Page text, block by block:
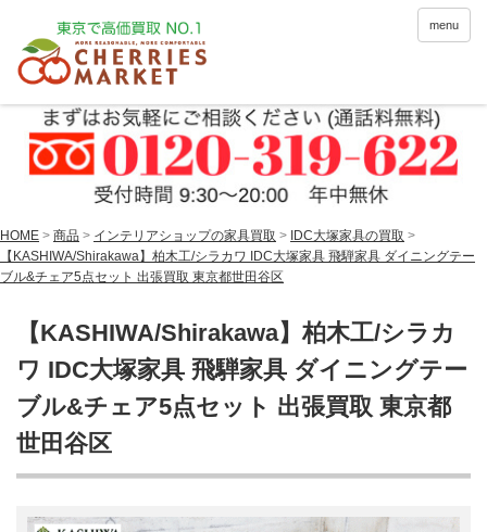
menu
HOME > 商品 > インテリアショップの家具買取 > IDC大塚家具の買取 >
【KASHIWA/Shirakawa】柏木工/シラカワ IDC大塚家具 飛騨家具 ダイニングテー
ブル&チェア5点セット 出張買取 東京都世田谷区
【KASHIWA/Shirakawa】柏木工/シラカ
ワ IDC大塚家具 飛騨家具 ダイニングテー
ブル&チェア5点セット 出張買取 東京都
世田谷区